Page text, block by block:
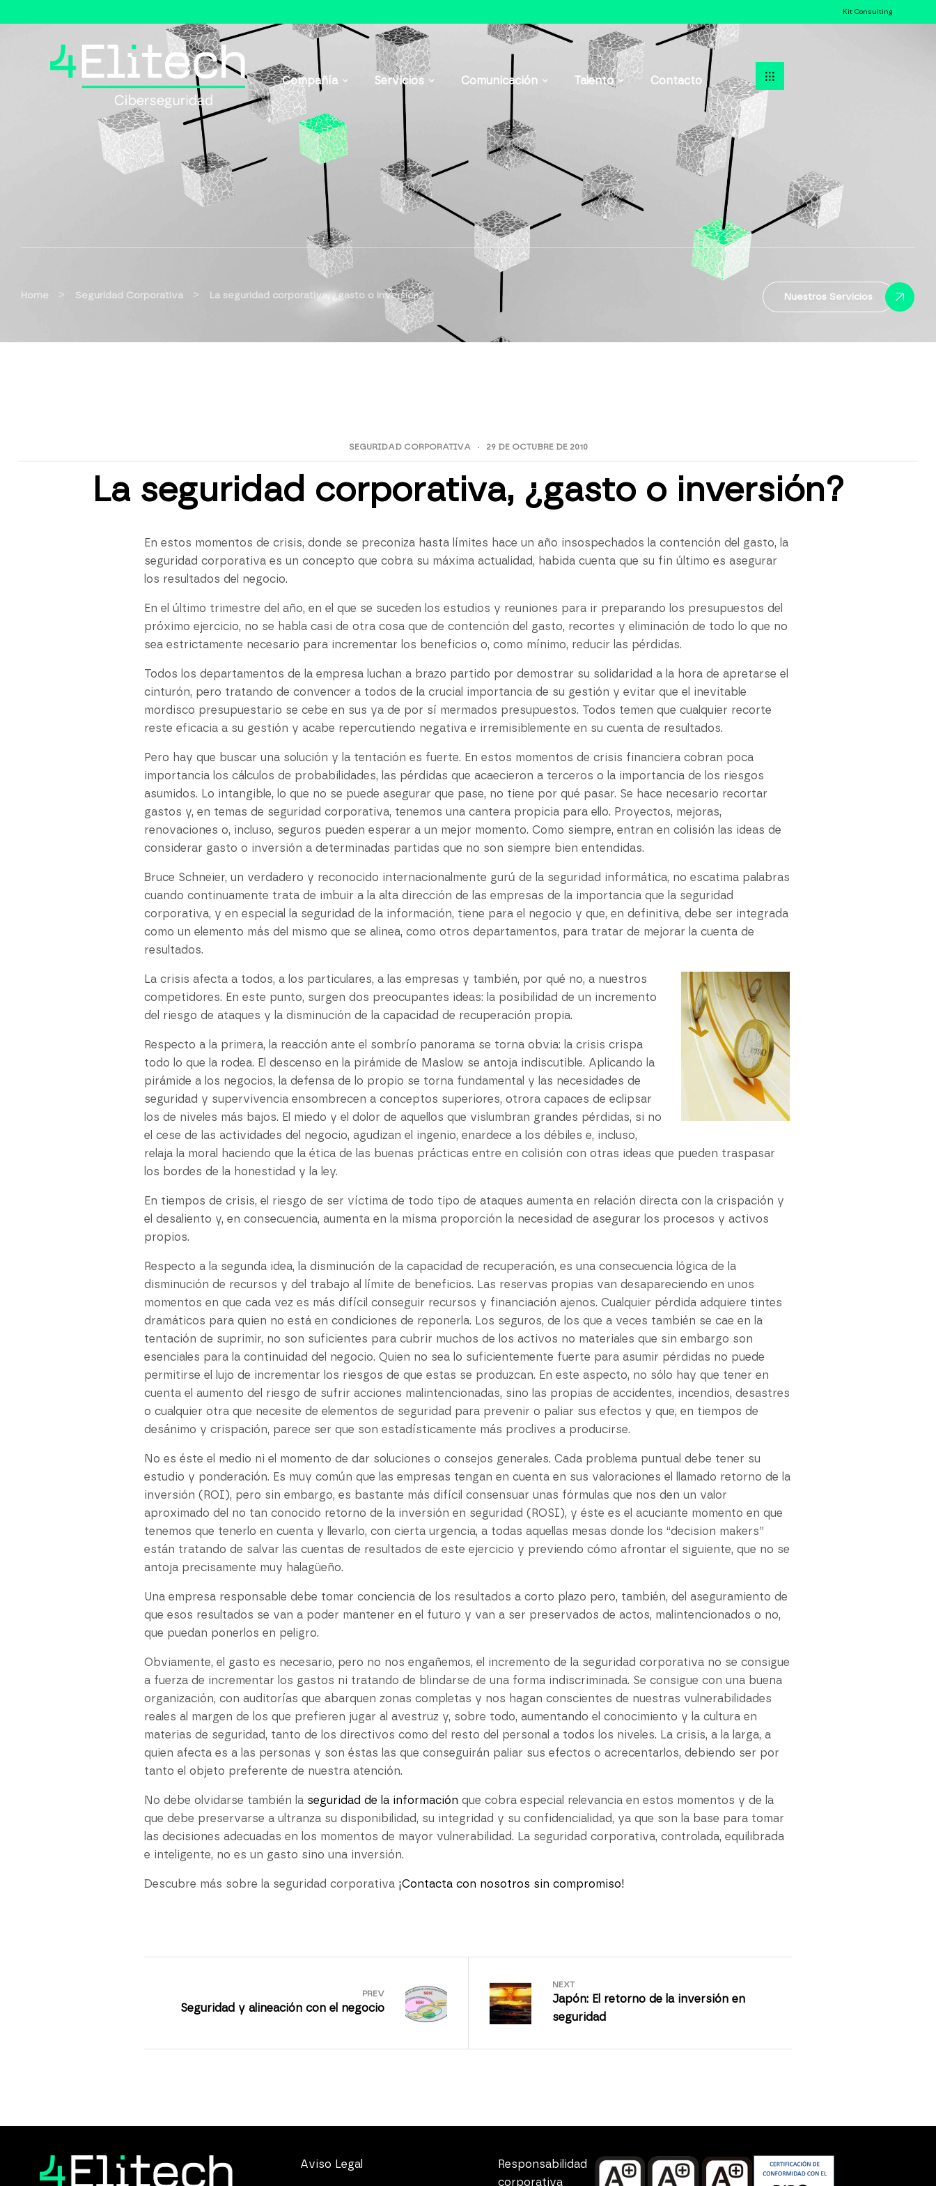
Kit Consulting
Compañía Servicios Comunicación Talento Contacto
Home > Seguridad Corporativa > La seguridad corporativa, ¿gasto o inversión? Nuestros Servicios
SEGURIDAD CORPORATIVA 29 DE OCTUBRE DE 2010
La seguridad corporativa, ¿gasto o inversión?
En estos momentos de crisis, donde se preconiza hasta límites hace un año insospechados la contención del gasto, la
seguridad corporativa es un concepto que cobra su máxima actualidad, habida cuenta que su fin último es asegurar
los resultados del negocio.
En el último trimestre del año, en el que se suceden los estudios y reuniones para ir preparando los presupuestos del
próximo ejercicio, no se habla casi de otra cosa que de contención del gasto, recortes y eliminación de todo lo que no
sea estrictamente necesario para incrementar los beneficios o, como mínimo, reducir las pérdidas.
Todos los departamentos de la empresa luchan a brazo partido por demostrar su solidaridad a la hora de apretarse el
cinturón, pero tratando de convencer a todos de la crucial importancia de su gestión y evitar que el inevitable
mordisco presupuestario se cebe en sus ya de por sí mermados presupuestos. Todos temen que cualquier recorte
reste eficacia a su gestión y acabe repercutiendo negativa e irremisiblemente en su cuenta de resultados.
Pero hay que buscar una solución y la tentación es fuerte. En estos momentos de crisis financiera cobran poca
importancia los cálculos de probabilidades, las pérdidas que acaecieron a terceros o la importancia de los riesgos
asumidos. Lo intangible, lo que no se puede asegurar que pase, no tiene por qué pasar. Se hace necesario recortar
gastos y, en temas de seguridad corporativa, tenemos una cantera propicia para ello. Proyectos, mejoras,
renovaciones o, incluso, seguros pueden esperar a un mejor momento. Como siempre, entran en colisión las ideas de
considerar gasto o inversión a determinadas partidas que no son siempre bien entendidas.
Bruce Schneier, un verdadero y reconocido internacionalmente gurú de la seguridad informática, no escatima palabras
cuando continuamente trata de imbuir a la alta dirección de las empresas de la importancia que la seguridad
corporativa, y en especial la seguridad de la información, tiene para el negocio y que, en definitiva, debe ser integrada
como un elemento más del mismo que se alinea, como otros departamentos, para tratar de mejorar la cuenta de
resultados.
La crisis afecta a todos, a los particulares, a las empresas y también, por qué no, a nuestros
competidores. En este punto, surgen dos preocupantes ideas: la posibilidad de un incremento
del riesgo de ataques y la disminución de la capacidad de recuperación propia.
Respecto a la primera, la reacción ante el sombrío panorama se torna obvia: la crisis crispa
todo lo que la rodea. El descenso en la pirámide de Maslow se antoja indiscutible. Aplicando la
pirámide a los negocios, la defensa de lo propio se torna fundamental y las necesidades de
seguridad y supervivencia ensombrecen a conceptos superiores, otrora capaces de eclipsar
los de niveles más bajos. El miedo y el dolor de aquellos que vislumbran grandes pérdidas, si no
el cese de las actividades del negocio, agudizan el ingenio, enardece a los débiles e, incluso,
relaja la moral haciendo que la ética de las buenas prácticas entre en colisión con otras ideas que pueden traspasar
los bordes de la honestidad y la ley.
En tiempos de crisis, el riesgo de ser víctima de todo tipo de ataques aumenta en relación directa con la crispación y
el desaliento y, en consecuencia, aumenta en la misma proporción la necesidad de asegurar los procesos y activos
propios.
Respecto a la segunda idea, la disminución de la capacidad de recuperación, es una consecuencia lógica de la
disminución de recursos y del trabajo al límite de beneficios. Las reservas propias van desapareciendo en unos
momentos en que cada vez es más difícil conseguir recursos y financiación ajenos. Cualquier pérdida adquiere tintes
dramáticos para quien no está en condiciones de reponerla. Los seguros, de los que a veces también se cae en la
tentación de suprimir, no son suficientes para cubrir muchos de los activos no materiales que sin embargo son
esenciales para la continuidad del negocio. Quien no sea lo suficientemente fuerte para asumir pérdidas no puede
permitirse el lujo de incrementar los riesgos de que estas se produzcan. En este aspecto, no sólo hay que tener en
cuenta el aumento del riesgo de sufrir acciones malintencionadas, sino las propias de accidentes, incendios, desastres
o cualquier otra que necesite de elementos de seguridad para prevenir o paliar sus efectos y que, en tiempos de
desánimo y crispación, parece ser que son estadísticamente más proclives a producirse.
No es éste el medio ni el momento de dar soluciones o consejos generales. Cada problema puntual debe tener su
estudio y ponderación. Es muy común que las empresas tengan en cuenta en sus valoraciones el llamado retorno de la
inversión (ROI), pero sin embargo, es bastante más difícil consensuar unas fórmulas que nos den un valor
aproximado del no tan conocido retorno de la inversión en seguridad (ROSI), y éste es el acuciante momento en que
tenemos que tenerlo en cuenta y llevarlo, con cierta urgencia, a todas aquellas mesas donde los “decision makers”
están tratando de salvar las cuentas de resultados de este ejercicio y previendo cómo afrontar el siguiente, que no se
antoja precisamente muy halagüeño.
Una empresa responsable debe tomar conciencia de los resultados a corto plazo pero, también, del aseguramiento de
que esos resultados se van a poder mantener en el futuro y van a ser preservados de actos, malintencionados o no,
que puedan ponerlos en peligro.
Obviamente, el gasto es necesario, pero no nos engañemos, el incremento de la seguridad corporativa no se consigue
a fuerza de incrementar los gastos ni tratando de blindarse de una forma indiscriminada. Se consigue con una buena
organización, con auditorías que abarquen zonas completas y nos hagan conscientes de nuestras vulnerabilidades
reales al margen de los que prefieren jugar al avestruz y, sobre todo, aumentando el conocimiento y la cultura en
materias de seguridad, tanto de los directivos como del resto del personal a todos los niveles. La crisis, a la larga, a
quien afecta es a las personas y son éstas las que conseguirán paliar sus efectos o acrecentarlos, debiendo ser por
tanto el objeto preferente de nuestra atención.
No debe olvidarse también la seguridad de la información que cobra especial relevancia en estos momentos y de la
que debe preservarse a ultranza su disponibilidad, su integridad y su confidencialidad, ya que son la base para tomar
las decisiones adecuadas en los momentos de mayor vulnerabilidad. La seguridad corporativa, controlada, equilibrada
e inteligente, no es un gasto sino una inversión.
Descubre más sobre la seguridad corporativa ¡Contacta con nosotros sin compromiso!
PREV
Seguridad y alineación con el negocio
NEXT
Japón: El retorno de la inversión en
seguridad
Aviso Legal
Responsabilidad
corporativa